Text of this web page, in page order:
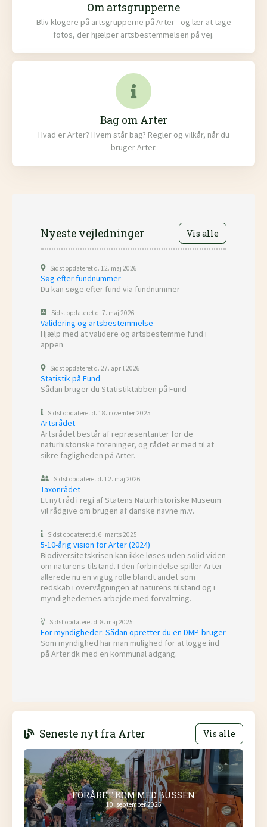
Om artsgrupperne
Bliv klogere på artsgrupperne på Arter - og lær at tage
fotos, der hjælper artsbestemmelsen på vej.
Bag om Arter
Hvad er Arter? Hvem står bag? Regler og vilkår, når du
bruger Arter.
Nyeste vejledninger Vis alle
Sidst opdateret d. 12. maj 2026
Søg efter fundnummer
Du kan søge efter fund via fundnummer
Sidst opdateret d. 7. maj 2026
Validering og artsbestemmelse
Hjælp med at validere og artsbestemme fund i
appen
Sidst opdateret d. 27. april 2026
Statistik på Fund
Sådan bruger du Statistiktabben på Fund
Sidst opdateret d. 18. november 2025
Artsrådet
Artsrådet består af repræsentanter for de
naturhistoriske foreninger, og rådet er med til at
sikre fagligheden på Arter.
Sidst opdateret d. 12. maj 2026
Taxonrådet
Et nyt råd i regi af Statens Naturhistoriske Museum
vil rådgive om brugen af danske navne m.v.
Sidst opdateret d. 6. marts 2025
5-10-årig vision for Arter (2024)
Biodiversitetskrisen kan ikke løses uden solid viden
om naturens tilstand. I den forbindelse spiller Arter
allerede nu en vigtig rolle blandt andet som
redskab i overvågningen af naturens tilstand og i
myndighedernes arbejde med forvaltning.
Sidst opdateret d. 8. maj 2025
For myndigheder: Sådan opretter du en DMP-bruger
Som myndighed har man mulighed for at logge ind
på Arter.dk med en kommunal adgang.
Seneste nyt fra Arter Vis alle
FORÅRET KOM MED BUSSEN
10. september 2025